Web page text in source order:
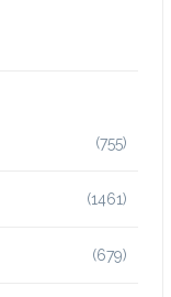
(755)
(1461)
(679)